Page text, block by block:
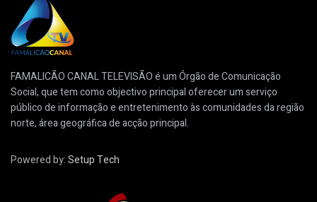
FAMALICÃO CANAL TELEVISÃO é um Órgão de Comunicação
Social, que tem como objectivo principal oferecer um serviço
público de informação e entretenimento às comunidades da região
norte, área geográfica de acção principal.
Powered by:Setup Tech